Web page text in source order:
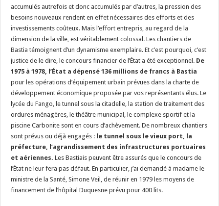
accumulés autrefois et donc accumulés par d’autres, la pression des
besoins nouveaux rendent en effet nécessaires des efforts et des
investissements coûteux. Mais l’effort entrepris, au regard de la
dimension de la ville, est véritablement colossal. Les chantiers de
Bastia témoignent d’un dynamisme exemplaire. Et c’est pourquoi, c’est
justice de le dire, le concours financier de l’État a été exceptionnel. De
1975 à 1978, l’État a dépensé 136 millions de francs à Bastia
pour les opérations d’équipement urbain prévues dans la charte de
développement économique proposée par vos représentants élus. Le
lycée du Fango, le tunnel sous la citadelle, la station de traitement des
ordures ménagères, le théâtre municipal, le complexe sportif et la
piscine Carbonite sont en cours d’achèvement. De nombreux chantiers
sont prévus ou déjà engagés : le tunnel sous le vieux port, la
préfecture, l’agrandissement des infrastructures portuaires
et aériennes. Les Bastiais peuvent être assurés que le concours de
l’État ne leur fera pas défaut. En particulier, j’ai demandé à madame le
ministre de la Santé, Simone Veil, de réunir en 1979 les moyens de
financement de l’hôpital Duquesne prévu pour 400 lits.